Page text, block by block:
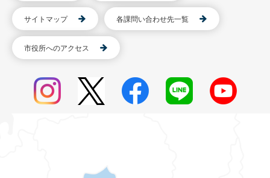
サイトマップ 各課問い合わせ先一覧
市役所へのアクセス